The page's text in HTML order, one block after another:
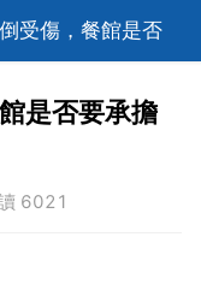
受傷，餐館是否
是否要承擔
6021